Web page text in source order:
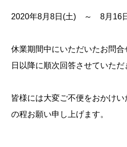
2020年8月8日(土) ～ 8月16
休業期間中にいただいたお問
日以降に順次回答させていただ
皆様には大変ご不便をおかけ
の程お願い申し上げます。